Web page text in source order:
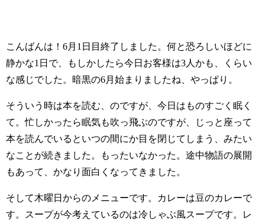
こんばんは！6月1日目終了しました。何と恐ろしいほどに
静かな1日で、もしかしたら今日お客様は3人かも、くらい
な感じでした。暗黒の6月始まりましたね、やっぱり。
そういう時は本を読む、のですが、今日はものすごく眠く
て。忙しかったら眠気も吹っ飛ぶのですが、じっと座って
本を読んでいるといつの間にか目を閉じてしまう、みたい
なことが続きました。もったいなかった。途中物語の展開
もあって、かなり面白くなってきました。
そして木曜日からのメニューです。カレーは豆のカレーで
す。スープが今考えているのは冷しゃぶ風スープです。レ